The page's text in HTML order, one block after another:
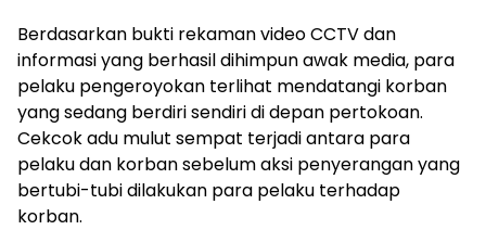
Berdasarkan bukti rekaman video CCTV dan
informasi yang berhasil dihimpun awak media, para
pelaku pengeroyokan terlihat mendatangi korban
yang sedang berdiri sendiri di depan pertokoan.
Cekcok adu mulut sempat terjadi antara para
pelaku dan korban sebelum aksi penyerangan yang
bertubi-tubi dilakukan para pelaku terhadap
korban.